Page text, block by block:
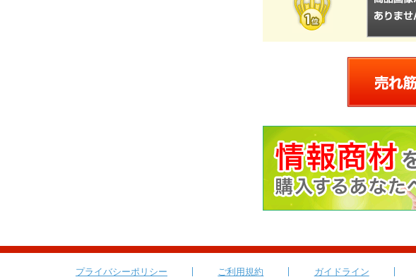
プライバシーポリシー ご利用規約 ガイドライン